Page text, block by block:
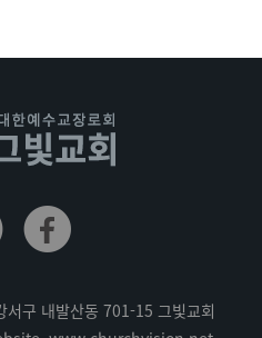
구 내발산동 701-15 그빛교회